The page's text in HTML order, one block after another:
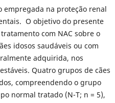
empregada na proteção renal
O objetivo do presente
com NAC sobre o
idosos saudáveis ou com
adquirida, nos
Quatro grupos de cães
compreendendo o grupo
normal tratado (N-T; n = 5),